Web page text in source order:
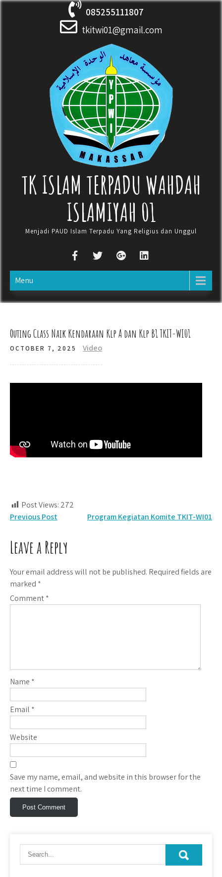
Skip
085255111807
tkitwi01@gmail.com
TK ISLAM TERPADU WAHDAH
ISLAMIYAH 01
Menjadi PAUD Islam Terpadu Yang Religius dan Unggul
Menu
Outing Class Naik Kendaraan Klp A dan Klp B1 TKIT-WI01
OCTOBER 7, 2025 Video
Post Views: 272
Post
navigation
Previous Post Program Kegiatan Komite TKIT-WI01
Leave a Reply
Your email address will not be published. Required fields are
marked *
Comment*
Name *
Email *
Website
Save my name, email, and website in this browser for the
next time I comment.